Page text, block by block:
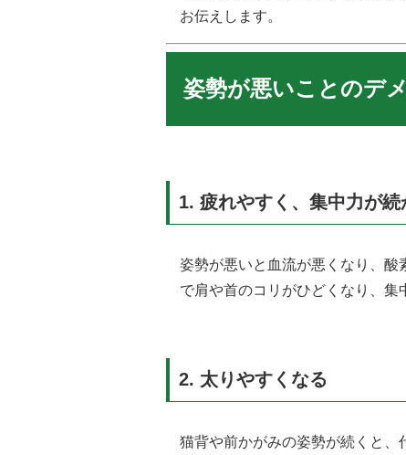
お伝えします。
姿勢が悪いことのデ
1. 疲れやすく、集中力が続
姿勢が悪いと血流が悪くなり、
で肩や首のコリがひどくなり、集
2. 太りやすくなる
猫背や前かがみの姿勢が続くと、